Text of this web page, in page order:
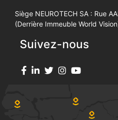
Siège NEUROTECH SA : Rue
(Derrière Immeuble World
Suivez-nous